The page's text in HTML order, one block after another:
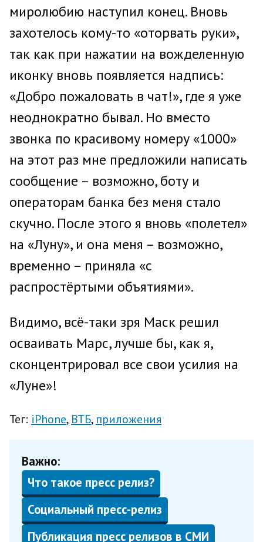
миролюбию наступил конец. Вновь
захотелось кому-то «оторвать руки»,
так как при нажатии на вожделенную
иконку вновь появляется надпись:
«Добро пожаловать в чат!», где я уже
неоднократно бывал. Но вместо
звонка по красивому номеру «1000»
на этот раз мне предложили написать
сообщение – возможно, боту и
операторам банка без меня стало
скучно. После этого я вновь «полетел»
на «Луну», и она меня – возможно,
временно – приняла «с
распростёртыми объятиями».
Видимо, всё-таки зря Маск решил
осваивать Марс, лучше бы, как я,
сконцентрировал все свои усилия на
«Луне»!
Тег: iPhone ВТБ приложения
Важно:
Что такое пресс релиз?
Социальный пресс-релиз
Публикация пресс релизов в СМИ